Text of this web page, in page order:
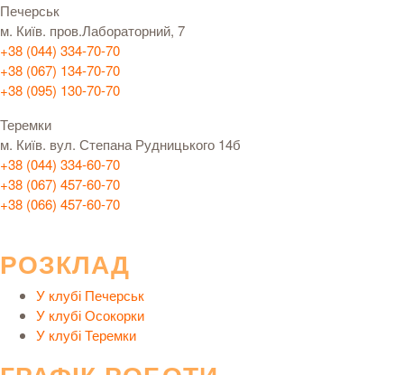
Печерськ
м. Київ. пров.Лабораторний, 7
+38 (044) 334-70-70
+38 (067) 134-70-70
+38 (095) 130-70-70
Теремки
м. Київ. вул. Степана Рудницького 14б
+38 (044) 334-60-70
+38 (067) 457-60-70
+38 (066) 457-60-70
РОЗКЛАД
У клубі Печерськ
У клубі Осокорки
У клубі Теремки